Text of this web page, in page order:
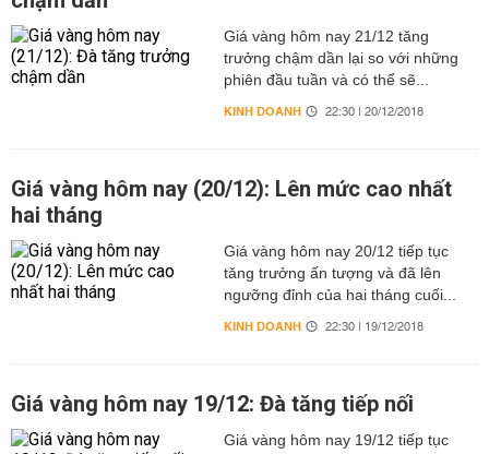
Giá vàng hôm nay 21/12 tăng
trưởng chậm dần lại so với những
phiên đầu tuần và có thể sẽ...
KINH DOANH 22:30 | 20/12/2018
Giá vàng hôm nay (20/12): Lên mức cao nhất
hai tháng
Giá vàng hôm nay 20/12 tiếp tục
tăng trưởng ấn tượng và đã lên
ngưỡng đỉnh của hai tháng cuối...
KINH DOANH 22:30 | 19/12/2018
Giá vàng hôm nay 19/12: Đà tăng tiếp nối
Giá vàng hôm nay 19/12 tiếp tục